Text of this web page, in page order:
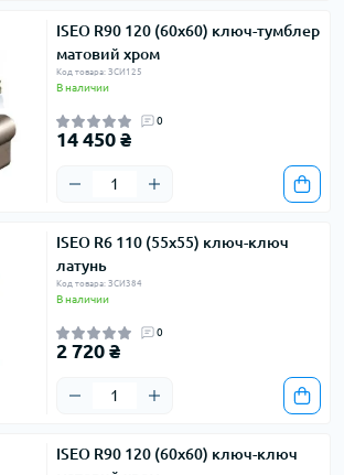
ISEO R90 120 (60х60) ключ-тумблер
матовий хром
Код товара: ЗСИ125
В наличии
0
14 450 ₴
ISEO R6 110 (55х55) ключ-ключ
латунь
Код товара: ЗСИ384
В наличии
0
2 720 ₴
ISEO R90 120 (60х60) ключ-ключ